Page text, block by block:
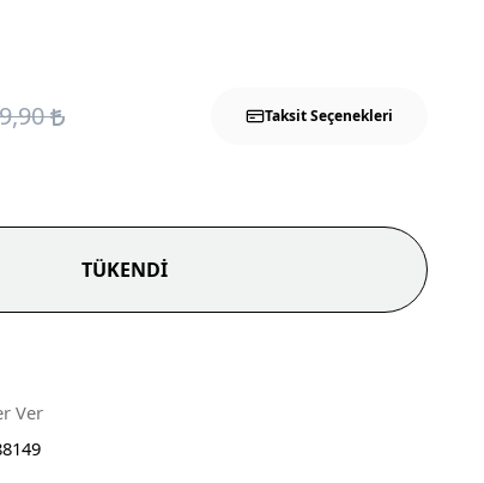
Taksit Seçenekleri
TÜKENDİ
Ver